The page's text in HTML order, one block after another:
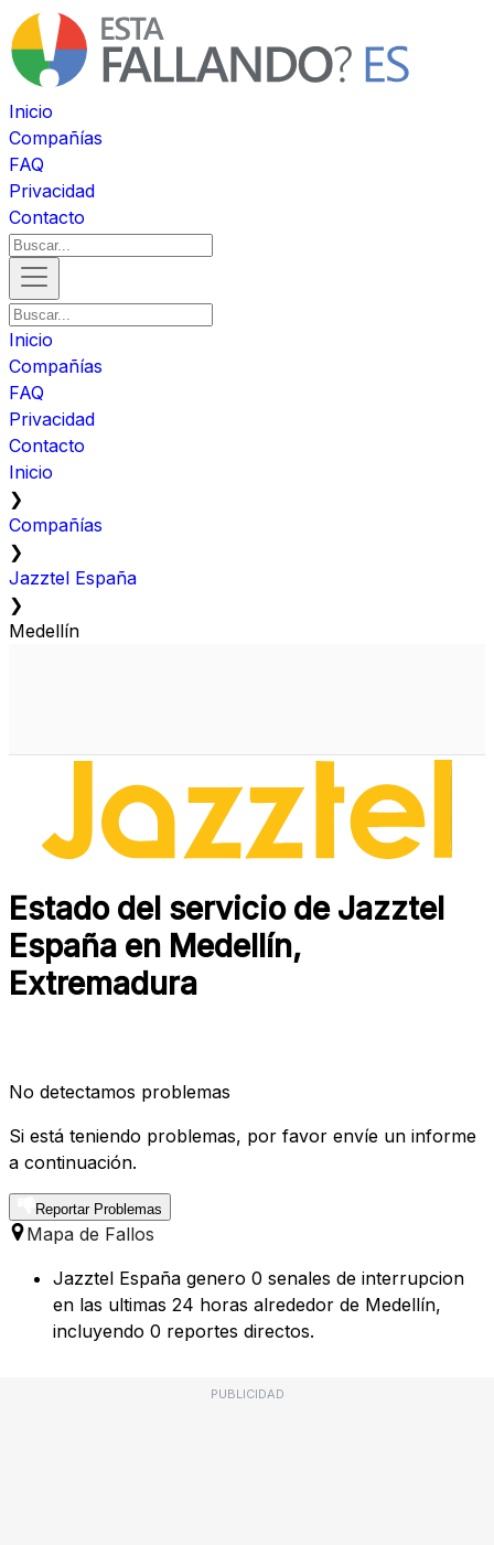
Inicio
Compañías
FAQ
Privacidad
Contacto
Inicio
Compañías
FAQ
Privacidad
Contacto
Inicio
❯
Compañías
❯
Jazztel España
❯
Medellín
Estado del servicio de Jazztel
España en Medellín,
Extremadura
No detectamos problemas
Si está teniendo problemas, por favor envíe un informe
a continuación.
Reportar Problemas
Mapa de Fallos
Jazztel España genero 0 senales de interrupcion
en las ultimas 24 horas alrededor de Medellín,
incluyendo 0 reportes directos.
PUBLICIDAD